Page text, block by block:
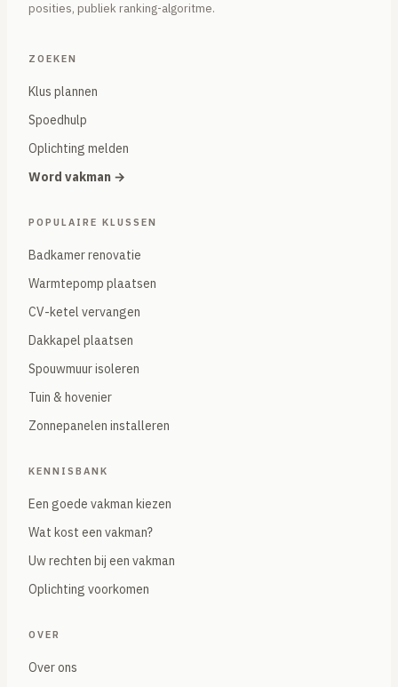
posities, publiek ranking-algoritme.
ZOEKEN
Klus plannen
Spoedhulp
Oplichting melden
Word vakman →
POPULAIRE KLUSSEN
Badkamer renovatie
Warmtepomp plaatsen
CV-ketel vervangen
Dakkapel plaatsen
Spouwmuur isoleren
Tuin & hovenier
Zonnepanelen installeren
KENNISBANK
Een goede vakman kiezen
Wat kost een vakman?
Uw rechten bij een vakman
Oplichting voorkomen
OVER
Over ons